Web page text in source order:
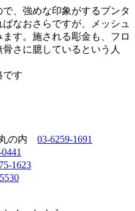
、強めな印象がするプンタ
なおさらですが、メッシュ
す。施される彫金も、フロ
さに臆しているという人
です
丸の内 03-6259-1691
1623